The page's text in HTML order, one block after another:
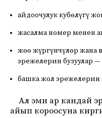
айдоочулук кубөлүгү
жасалма номер менен
жөө жүргүнчүлөр жана
эрежелерин бузуулар —
башка жол эрежелерин
Ал эми ар кандай
айып короосуна